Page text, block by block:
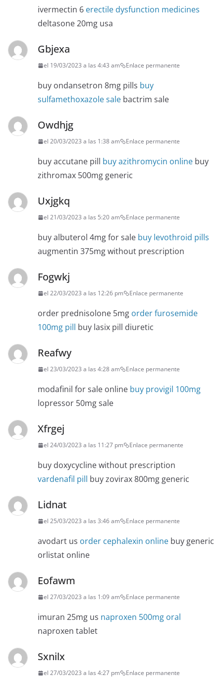
ivermectin 6 erectile dysfunction medicines
deltasone 20mg usa
Gbjexa
el 19/03/2023 a las 4:43 am Enlace permanente
buy ondansetron 8mg pills buy
sulfamethoxazole sale bactrim sale
Owdhjg
el 20/03/2023 a las 1:38 am Enlace permanente
buy accutane pill buy azithromycin online buy
zithromax 500mg generic
Uxjgkq
el 21/03/2023 a las 5:20 am Enlace permanente
buy albuterol 4mg for sale buy levothroid pills
augmentin 375mg without prescription
Fogwkj
el 22/03/2023 a las 12:26 pm Enlace permanente
order prednisolone 5mg order furosemide
100mg pill buy lasix pill diuretic
Reafwy
el 23/03/2023 a las 4:28 am Enlace permanente
modafinil for sale online buy provigil 100mg
lopressor 50mg sale
Xfrgej
el 24/03/2023 a las 11:27 pm Enlace permanente
buy doxycycline without prescription
vardenafil pill buy zovirax 800mg generic
Lidnat
el 25/03/2023 a las 3:46 am Enlace permanente
avodart us order cephalexin online buy generic
orlistat online
Eofawm
el 27/03/2023 a las 1:09 am Enlace permanente
imuran 25mg us naproxen 500mg oral
naproxen tablet
Sxnilx
el 27/03/2023 a las 4:27 pm Enlace permanente